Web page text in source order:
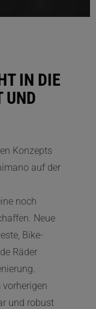
IN DIE
UND
Konzepts
auf der
noch
Neue
Bike-
Räder
und robust